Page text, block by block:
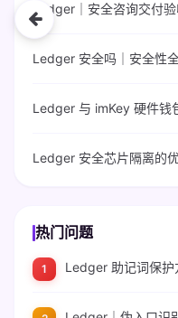
Ledger｜安全咨询交付验
Ledger 安全吗｜安全性
Ledger 与 imKey 硬件钱
Ledger 安全芯片隔离的
热门问题
Ledger 助记词保护